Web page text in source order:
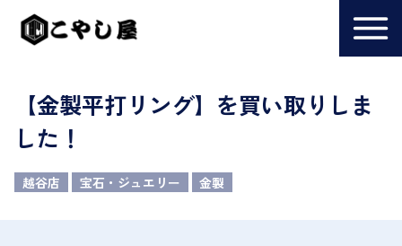
【金製平打リング】を買い取りしま
した！
越谷店 宝石・ジュエリー 金製